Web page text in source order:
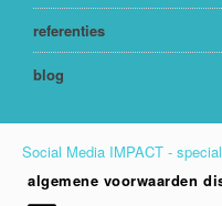
referenties
blog
Social Media IMPACT -
algemene voorwaarden